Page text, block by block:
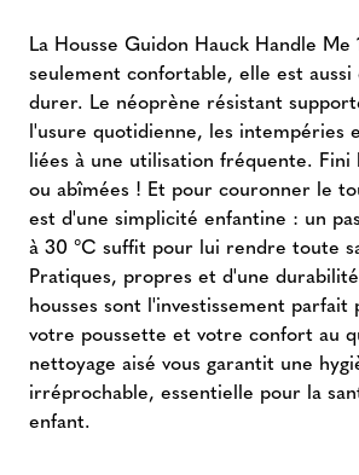
La Housse Guidon Hauck Handle Me
seulement confortable, elle est
durer. Le néoprène résistant
l'usure quotidienne, les intempéries
liées à une utilisation fréquente. Fini
ou abîmées ! Et pour couronner le
est d'une simplicité enfantine : un
à 30 °C suffit pour lui rendre toute
Pratiques, propres et d'une
housses sont l'investissement
votre poussette et votre confort au
nettoyage aisé vous garantit une
irréprochable, essentielle pour la
enfant.